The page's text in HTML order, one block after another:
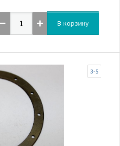
В корзину
3-5